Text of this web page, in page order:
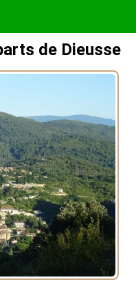
de Dieusse